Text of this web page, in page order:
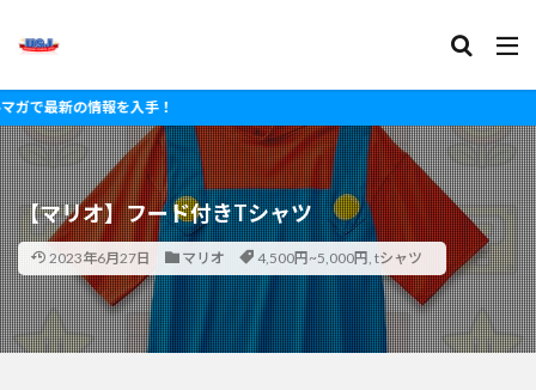
の情報を入手！
【マリオ】フード付きTシャツ
2023年6月27日 マリオ 4,500円~5,000円, tシャツ